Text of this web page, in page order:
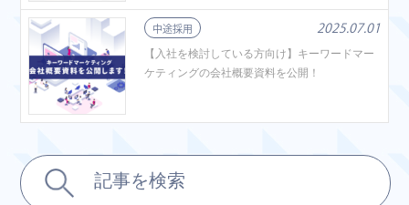
中途採用
2025.07.01
【入社を検討している方向け】キーワードマー
ケティングの会社概要資料を公開！